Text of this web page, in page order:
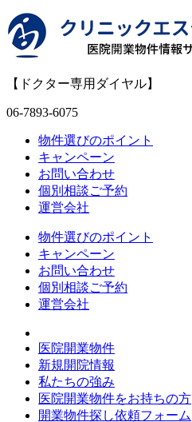
【ドクター専用ダイヤル】
06-7893-6075
物件選びのポイント
キャンペーン
お問い合わせ
個別相談ご予約
運営会社
物件選びのポイント
キャンペーン
お問い合わせ
個別相談ご予約
運営会社
医院開業物件
新規開院情報
私たちの強み
医院開業物件をお持ちの方
開業物件探し依頼フォーム